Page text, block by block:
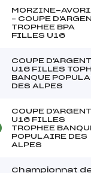
MORZINE-
– COUPE
TROPHEE BPA
FILLES U16
COUPE D'ARGENT
U16 FILLES
BANQUE
DES ALPES
COUPE D'ARGENT
U16 FILLES
TROPHEE
POPULAIRE DES
ALPES
Championnat